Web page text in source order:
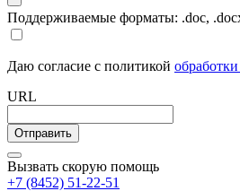
Поддерживаемые форматы: .doc,
Даю согласие с политикой
URL
Вызвать скорую помощь
+7 (8452) 51-22-51